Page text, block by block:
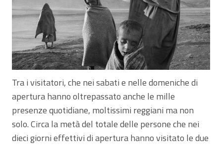
Tra i visitatori, che nei sabati e nelle domeniche di
apertura hanno oltrepassato anche le mille
presenze quotidiane, moltissimi reggiani ma non
solo. Circa la metà del totale delle persone che nei
dieci giorni effettivi di apertura hanno visitato le due